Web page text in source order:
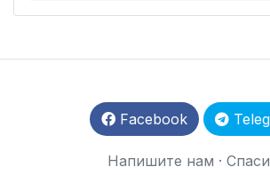
Facebook
Напишите нам ·